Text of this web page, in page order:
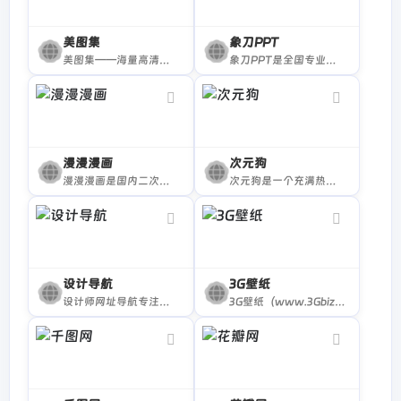
美图集
美图集——海量高清图片和壁纸！
象刀PPT
象刀PPT是全国专业的PPT模板制作平台，提供大量免费PPT模板与素材下载，拥有专业PPT在线制作编辑器，PPT使用素材下载等一站式服务站，轻松制作PPT。
漫漫漫画
漫漫漫画是国内二次元漫画平台，连载大量原创正版国漫，不管是宅腐暖萌、古风奇幻、日常搞笑，统统都在这里。精美的漫画图片、高品质的漫画大全，看漫画就来漫漫漫画
次元狗
次元狗是一个充满热爱的ACG资源分享社区，次元狗提供丰富的动漫图片、视频、漫画下载、BD资源以及轻小说在线阅读。加入我们，一起探索二次元的精彩世界！
设计导航
设计师网址导航专注分享优秀设计网站、免费无版权限制可商用的高品质素材，设计教程、尺寸规范、配色方案、设计素材和灵感
3G壁纸
3G壁纸（www.3Gbizhi.com)免费提供各类高清好看的手机壁纸图片下载.同时增加了桌面壁纸图片,图片大全，明星图片大全,性感美女图片大全等好看的图片栏目分享与下载-三桌图片网，收录分享生活的美。